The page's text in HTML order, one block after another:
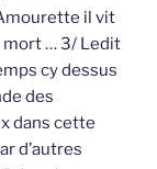
il vit
mort … 3/ Ledit
cy dessus
des
dans cette
d’autres